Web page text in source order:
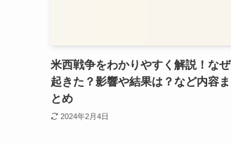
米西戦争をわかりやすく解説！なぜ
起きた？影響や結果は？など内容ま
とめ
2024年2月4日